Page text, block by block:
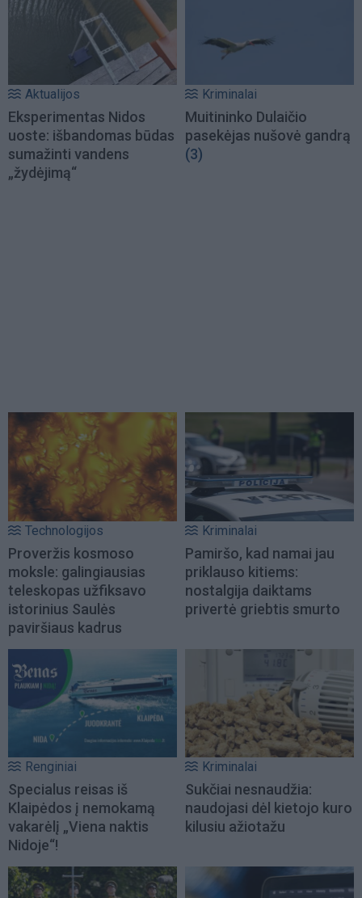
Aktualijos
Eksperimentas Nidos
uoste: išbandomas būdas
sumažinti vandens
„žydėjimą“
Kriminalai
Muitininko Dulaičio
pasekėjas nušovė gandrą
(3)
Technologijos
Proveržis kosmoso
moksle: galingiausias
teleskopas užfiksavo
istorinius Saulės
paviršiaus kadrus
Kriminalai
Pamiršo, kad namai jau
priklauso kitiems:
nostalgija daiktams
privertė griebtis smurto
Renginiai
Specialus reisas iš
Klaipėdos į nemokamą
vakarėlį „Viena naktis
Nidoje“!
Kriminalai
Sukčiai nesnaudžia:
naudojasi dėl kietojo kuro
kilusiu ažiotažu